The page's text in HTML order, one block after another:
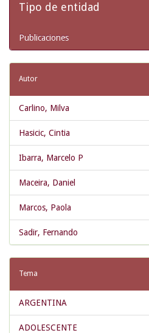
Tipo de entidad
Publicaciones
Autor
Carlino, Milva
Hasicic, Cintia
Ibarra, Marcelo P
Maceira, Daniel
Marcos, Paola
Sadir, Fernando
Tema
ARGENTINA
ADOLESCENTE